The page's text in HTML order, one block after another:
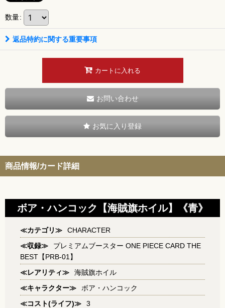
数量:
返品特約に関する重要事項
カートに入れる
お問い合わせ
お気に入り登録
商品情報/カード詳細
ボア・ハンコック【海賊旗ホイル】《青》
≪カテゴリ≫
CHARACTER
≪収録≫
プレミアムブースター ONE PIECE CARD THE
BEST【PRB-01】
≪レアリティ≫
海賊旗ホイル
≪キャラクター≫
ボア・ハンコック
≪コスト(ライフ)≫
3